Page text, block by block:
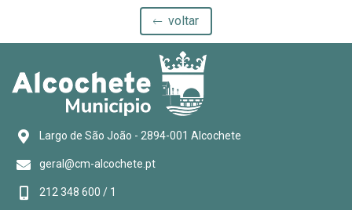
voltar
Largo de São João - 2894-001 Alcochete
geral@cm-alcochete.pt
212 348 600 / 1